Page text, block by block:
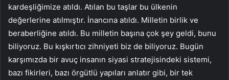
kardeşliğimize atıldı. Atılan bu taşlar bu ülkenin
değerlerine atılmıştır. İnancına atıldı. Milletin birlik ve
beraberliğine atıldı. Bu milletin başına çok şey geldi, bunu
biliyoruz. Bu kışkırtıcı zihniyeti biz de biliyoruz. Bugün
karşımızda bir avuç insanın siyasi stratejisindeki sistemi,
bazı fikirleri, bazı örgütlü yapıları anlatır gibi, bir tek